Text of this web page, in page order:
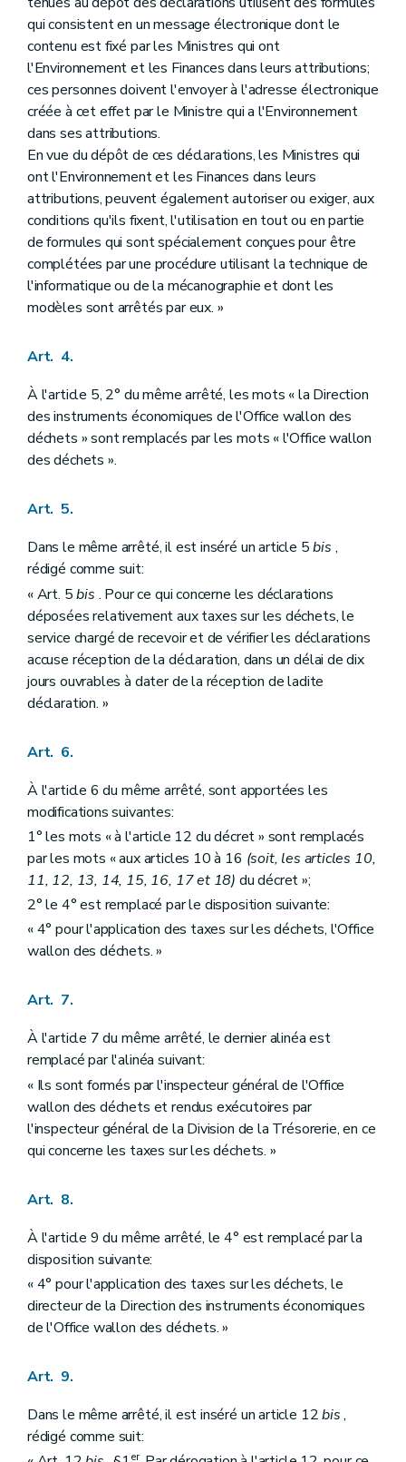
qui consistent en un message électronique dont le
contenu est fixé par les Ministres qui ont
l'Environnement et les Finances dans leurs attributions;
ces personnes doivent l'envoyer à l'adresse électronique
créée à cet effet par le Ministre qui a l'Environnement
dans ses attributions.
En vue du dépôt de ces déclarations, les Ministres qui
ont l'Environnement et les Finances dans leurs
attributions, peuvent également autoriser ou exiger, aux
conditions qu'ils fixent, l'utilisation en tout ou en partie
de formules qui sont spécialement conçues pour être
complétées par une procédure utilisant la technique de
l'informatique ou de la mécanographie et dont les
modèles sont arrêtés par eux. »
Art. 4.
À l'article 5, 2° du même arrêté, les mots « la Direction
des instruments économiques de l'Office wallon des
déchets » sont remplacés par les mots « l'Office wallon
des déchets ».
Art. 5.
Dans le même arrêté, il est inséré un article 5bis ,
rédigé comme suit:
« Art. 5bis . Pour ce qui concerne les déclarations
déposées relativement aux taxes sur les déchets, le
service chargé de recevoir et de vérifier les déclarations
accuse réception de la déclaration, dans un délai de dix
jours ouvrables à dater de la réception de ladite
déclaration. »
Art. 6.
À l'article 6 du même arrêté, sont apportées les
modifications suivantes:
1° les mots « à l'article 12 du décret » sont remplacés
par les mots « aux articles 10 à 16 (soit, les articles 10,
11, 12, 13, 14, 15, 16, 17 et 18) du décret »;
2° le 4° est remplacé par le disposition suivante:
« 4° pour l'application des taxes sur les déchets, l'Office
wallon des déchets. »
Art. 7.
À l'article 7 du même arrêté, le dernier alinéa est
remplacé par l'alinéa suivant:
« Ils sont formés par l'inspecteur général de l'Office
wallon des déchets et rendus exécutoires par
l'inspecteur général de la Division de la Trésorerie, en ce
qui concerne les taxes sur les déchets. »
Art. 8.
À l'article 9 du même arrêté, le 4° est remplacé par la
disposition suivante:
« 4° pour l'application des taxes sur les déchets, le
directeur de la Direction des instruments économiques
de l'Office wallon des déchets. »
Art. 9.
Dans le même arrêté, il est inséré un article 12bis,
rédigé comme suit:
er